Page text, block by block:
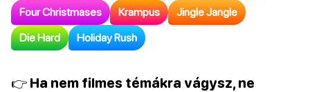
Four Christmases Krampus Jingle Jangle
Die Hard Holiday Rush
👉 Ha nem filmes témákra vágysz, ne